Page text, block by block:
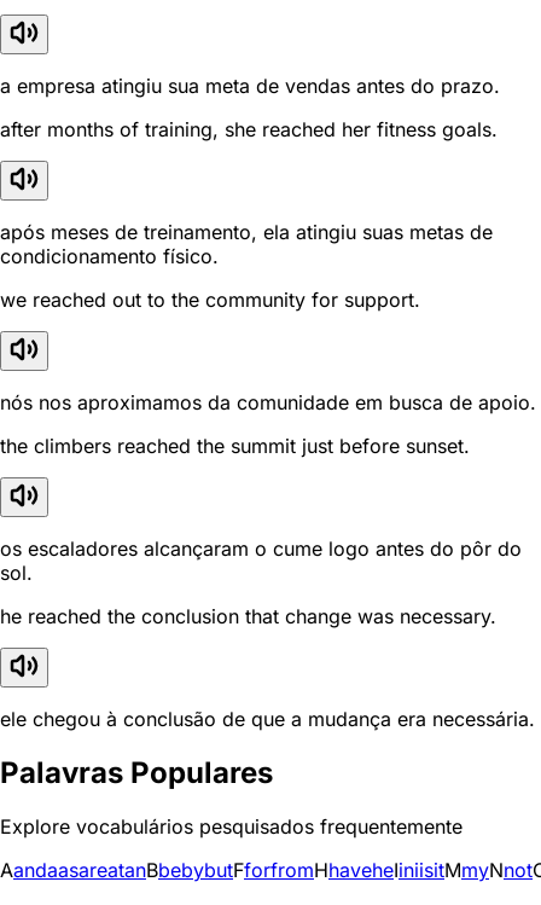
a empresa atingiu sua meta de vendas antes do prazo.
after months of training, she reached her fitness goals.
após meses de treinamento, ela atingiu suas metas de
condicionamento físico.
we reached out to the community for support.
nós nos aproximamos da comunidade em busca de apoio.
the climbers reached the summit just before sunset.
os escaladores alcançaram o cume logo antes do pôr do
sol.
he reached the conclusion that change was necessary.
ele chegou à conclusão de que a mudança era necessária.
Palavras Populares
Explore vocabulários pesquisados frequentemente
AandaasareatanBbebybutFforfromHhaveheIiniisitMmyNnot